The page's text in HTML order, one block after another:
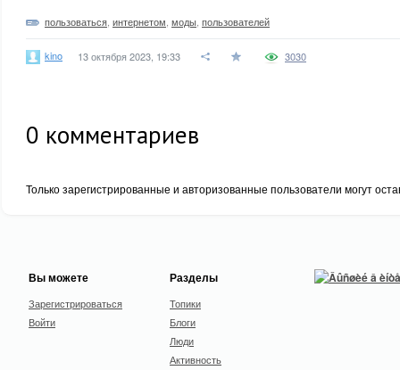
пользоваться интернетом моды пользователей
kino 13 октября 2023, 19:33 3030
0 комментариев
Только зарегистрированные и авторизованные пользователи могут
Вы можете
Зарегистрироваться
Войти
Разделы
Топики
Блоги
Люди
Активность